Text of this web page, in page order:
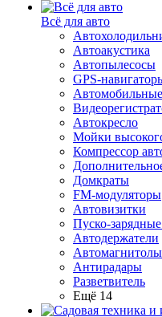
Всё для авто
Автоакустика
Автопылесосы
GPS-
Автокресло
Мойки
Компрессор
Домкраты
FM-модуляторы
Автовизитки
Пуско-
Автодержатели
Автомагнитолы
Антирадары
Разветвитель
Ещё 14